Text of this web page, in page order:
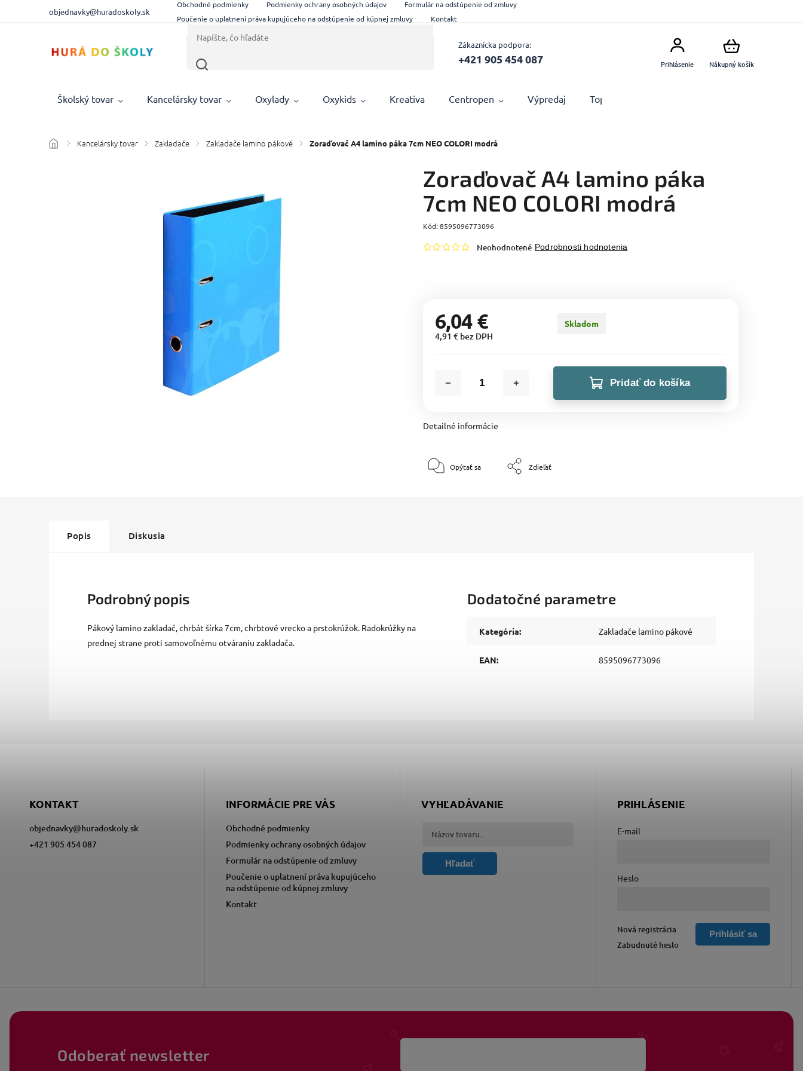
objednavky@huradoskoly.sk
Obchodné podmienky Podmienky ochrany osobných údajov
Formulár na odstúpenie od zmluvy
Poučenie o uplatnení práva kupujúceho na odstúpenie od kúpnej zmluvy
Kontakt
Zákaznícka podpora:
+421 905 454 087 Nákupný košík
Prihlásenie
Školský tovar Kancelársky tovar Oxylady Oxykids Kreativa Centropen Výpredaj Top produkty
/ Kancelársky tovar / Zakladače / Zakladače lamino pákové / Zoraďovač A4 lamino páka 7cm NEO COLORI modrá
Zoraďovač A4 lamino páka
7cm NEO COLORI modrá
Kód:8595096773096
Neohodnotené Podrobnosti hodnotenia
6,04 €
4,91 € bez DPH
Skladom
Pridať do košíka
Detailné informácie
Opýtať sa Zdieľať
Popis Diskusia
Podrobný popis
Pákový lamino zakladač, chrbát šírka 7cm, chrbtové vrecko a prstokrúžok. Radokrúžky na
prednej strane proti samovoľnému otváraniu zakladača.
Dodatočné parametre
Kategória: Zakladače lamino pákové
EAN: 8595096773096
KONTAKT
objednavky@huradoskoly.sk
+421 905 454 087
INFORMÁCIE PRE VÁS
Obchodné podmienky
Podmienky ochrany osobných údajov
Formulár na odstúpenie od zmluvy
Poučenie o uplatnení práva kupujúceho
na odstúpenie od kúpnej zmluvy
Kontakt
Odoberať newsletter
VYHĽADÁVANIE
Hľadať
PRIHLÁSENIE
E-mail
Heslo
Prihlásiť sa
Nová registrácia
Zabudnuté heslo